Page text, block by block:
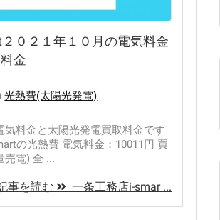
０２１年１０月の電気料金
金
光熱費(太陽光発電)
気料金と太陽光発電買取料金です
の光熱費 電気料金：10011円 買
売電) 全 ...
事を読む 一条工務店i-smar ...